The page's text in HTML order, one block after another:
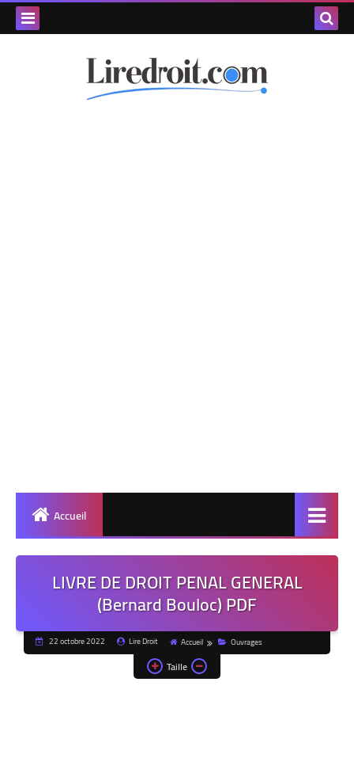
Accueil
LIVRE DE DROIT PENAL GENERAL
(Bernard Bouloc) PDF
22 octobre 2022 Lire Droit Accueil Ouvrages
Taille